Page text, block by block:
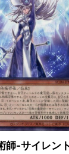
師-サイレン